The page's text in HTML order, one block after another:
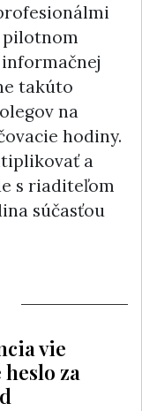
pilotnom
takúto
na
hodiny.
a
s riaditeľom
súčasťou
vie
za